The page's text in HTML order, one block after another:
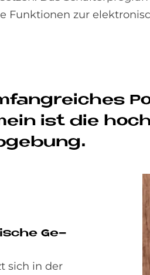
Funktionen zur
ist die
Ge­
sich in der